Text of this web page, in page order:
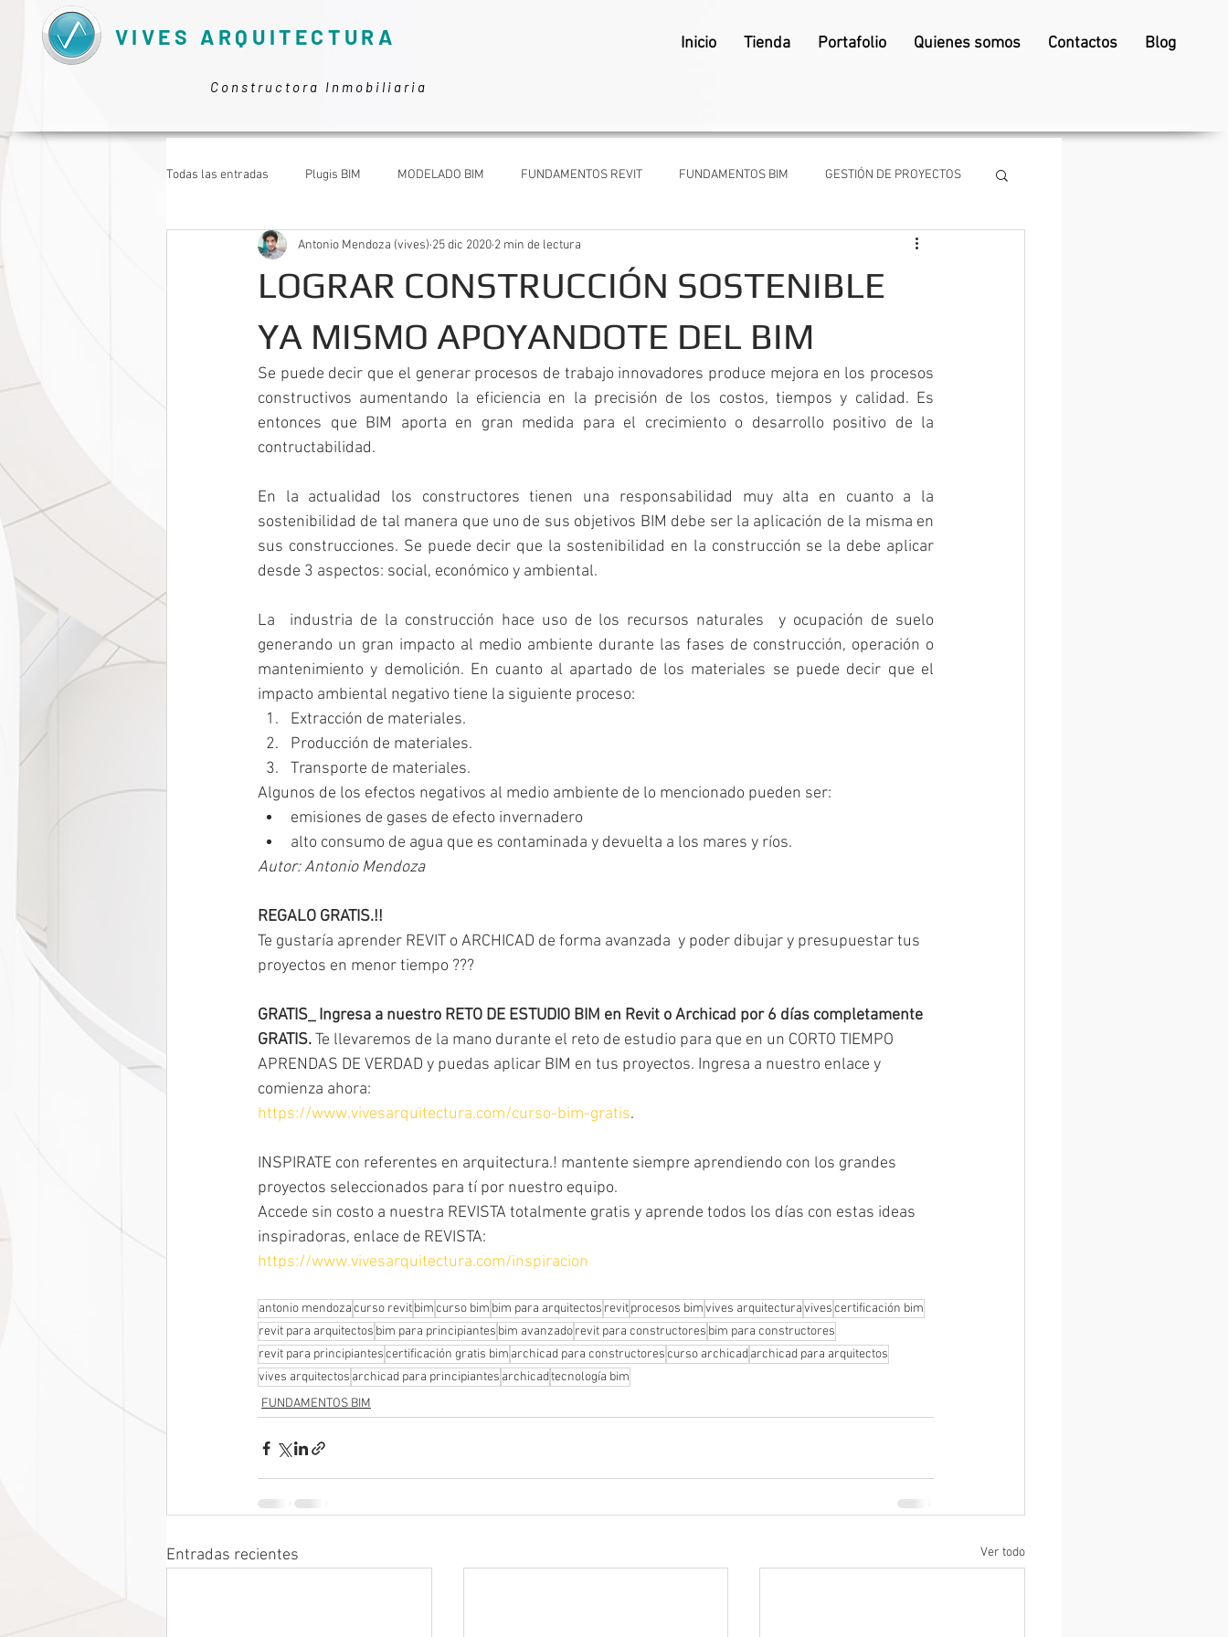
Inicio Tienda Portafolio Quienes somos Contactos Blog
VIVES ARQUITECTURA
Constructora Inmobiliaria
Todas las entradas Plugis BIM MODELADO BIM FUNDAMENTOS REVIT FUNDAMENTOS BIM GESTIÓN DE PROYECTOS
TRABAJAR COMO ARQUITECTO ARQUITECTOS Y CLIENTES
LOGRAR CONSTRUCCIÓN SOSTENIBLE
YA MISMO APOYANDOTE DEL BIM
Antonio Mendoza (vives) 25 dic 2020 2 min de lectura
Se puede decir que el generar procesos de trabajo innovadores produce mejora en los procesos
constructivos aumentando la eficiencia en la precisión de los costos, tiempos y calidad. Es
entonces que BIM aporta en gran medida para el crecimiento o desarrollo positivo de la
contructabilidad.
En la actualidad los constructores tienen una responsabilidad muy alta en cuanto a la
sostenibilidad de tal manera que uno de sus objetivos BIM debe ser la aplicación de la misma en
sus construcciones. Se puede decir que la sostenibilidad en la construcción se la debe aplicar
desde 3 aspectos: social, económico y ambiental.
La  industria de la construcción hace uso de los recursos naturales  y ocupación de suelo
generando un gran impacto al medio ambiente durante las fases de construcción, operación o
mantenimiento y demolición. En cuanto al apartado de los materiales se puede decir que el
impacto ambiental negativo tiene la siguiente proceso:
Extracción de materiales.
Producción de materiales.
Transporte de materiales.
Algunos de los efectos negativos al medio ambiente de lo mencionado pueden ser:
emisiones de gases de efecto invernadero
alto consumo de agua que es contaminada y devuelta a los mares y ríos.
Autor: Antonio Mendoza
REGALO GRATIS.!!
Te gustaría aprender REVIT o ARCHICAD de forma avanzada  y poder dibujar y presupuestar tus
proyectos en menor tiempo ???
GRATIS_ Ingresa a nuestro RETO DE ESTUDIO BIM en Revit o Archicad por 6 días completamente
GRATIS. Te llevaremos de la mano durante el reto de estudio para que en un CORTO TIEMPO
APRENDAS DE VERDAD y puedas aplicar BIM en tus proyectos. Ingresa a nuestro enlace y
comienza ahora:
https://www.vivesarquitectura.com/curso-bim-gratis.
INSPIRATE con referentes en arquitectura.! mantente siempre aprendiendo con los grandes
proyectos seleccionados para tí por nuestro equipo.
Accede sin costo a nuestra REVISTA totalmente gratis y aprende todos los días con estas ideas
inspiradoras, enlace de REVISTA:
https://www.vivesarquitectura.com/inspiracion
antonio mendozacurso revitbimcurso bim bim para arquitectos revitprocesos bimvives arquitecturavivescertificación bim
revit para arquitectos bim para principiantes bim avanzadorevit para constructores bim para constructores
revit para principiantescertificación gratis bim archicad para constructorescurso archicadarchicad para arquitectos
vives arquitectos archicad para principiantes archicadtecnología bim
FUNDAMENTOS BIM
Entradas recientes Ver todo